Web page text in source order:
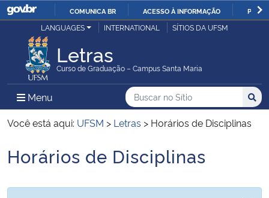
IR
COMUNICA BR ACESSO À INFORMAÇÃO
Ministério da Justiça e Segurança Pública
Ministério da Defesa
Ministério das Relações Exteriores
Ministério da Economia
LANGUAGES INTERNATIONAL SÍTIOS DA UFSM
Letras
Curso de Graduação – Campus Santa Maria
Menu Menu Principal do Sítio
Busca
Buscar no no Sítio
Busca:
Você está aqui: UFSM > Letras > Horários de Disciplinas
Início do conteúdo
Horários de Disciplinas